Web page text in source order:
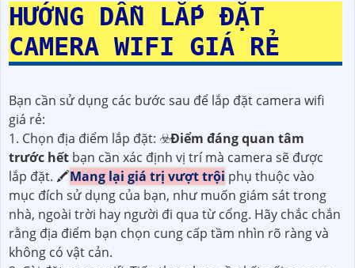
HƯỚNG DẪN LẮP ĐẶT
CAMERA WIFI GIÁ RẺ
Bạn cần sử dụng các bước sau để lắp đặt camera wifi
giá rẻ:
1. Chọn địa điểm lắp đặt: ☣️Điểm đáng quan tâm
trước hết bạn cần xác định vị trí mà camera sẽ được
lắp đặt. 🖍Mang lại giá trị vượt trội phụ thuộc vào
mục đích sử dụng của bạn, như muốn giám sát trong
nhà, ngoài trời hay người đi qua từ cổng. Hãy chắc chắn
rằng địa điểm bạn chọn cung cấp tầm nhìn rõ ràng và
không có vật cản.